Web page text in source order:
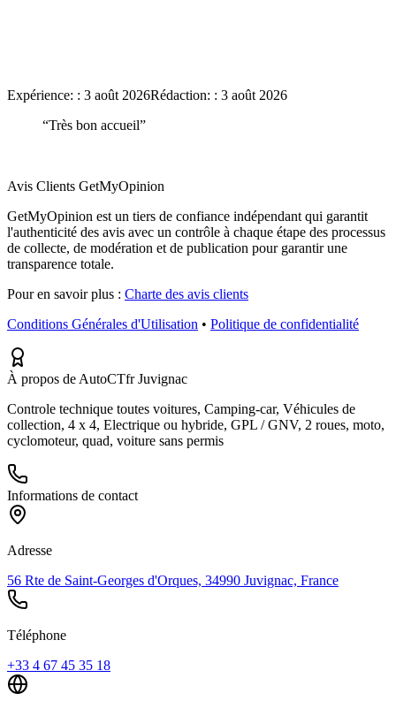
Expérience: : 3 août 2026Rédaction: : 3 août 2026
“Très bon accueil”
Avis Clients GetMyOpinion
GetMyOpinion est un tiers de confiance indépendant qui garantit
l'authenticité des avis avec un contrôle à chaque étape des processus
de collecte, de modération et de publication pour garantir une
transparence totale.
Pour en savoir plus : Charte des avis clients
Conditions Générales d'Utilisation • Politique de confidentialité
À propos de AutoCTfr Juvignac
Controle technique toutes voitures, Camping-car, Véhicules de
collection, 4 x 4, Electrique ou hybride, GPL / GNV, 2 roues, moto,
cyclomoteur, quad, voiture sans permis
Informations de contact
Adresse
56 Rte de Saint-Georges d'Orques, 34990 Juvignac, France
Téléphone
+33 4 67 45 35 18